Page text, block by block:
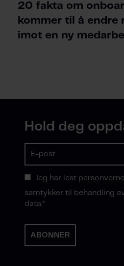
20 fakta om
kommer til å endre
imot en ny
Hold deg
Jeg har lest
samtykker til behandling
data.*